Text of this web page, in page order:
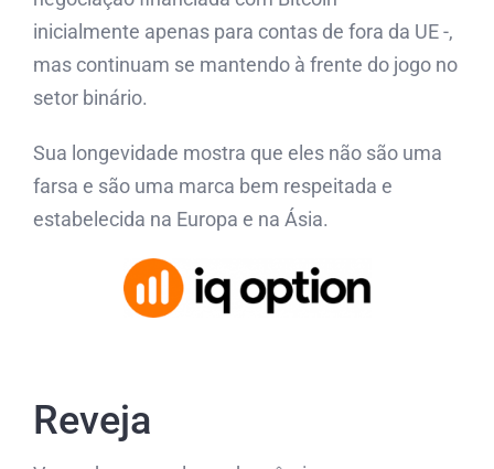
inicialmente apenas para contas de fora da UE -,
mas continuam se mantendo à frente do jogo no
setor binário.
Sua longevidade mostra que eles não são uma
farsa e são uma marca bem respeitada e
estabelecida na Europa e na Ásia.
Reveja